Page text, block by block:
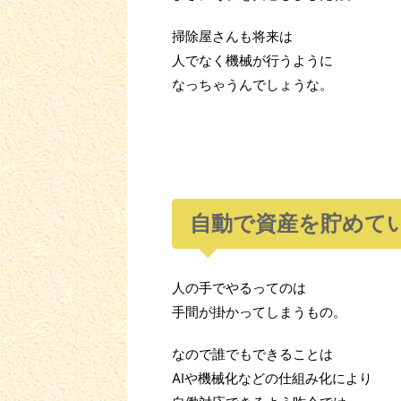
掃除屋さんも将来は
人でなく機械が行うように
​なっちゃうんでしょうな。
自動で資産を貯めて
人の手でやるってのは
手間が掛かってしまうもの。
なので誰でもできることは
AIや機械化などの仕組み化により